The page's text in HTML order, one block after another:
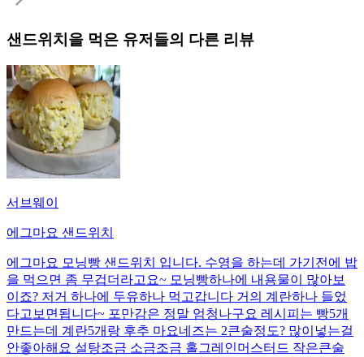
샌드위치 을 먹은 유저들의 다른 리뷰
서브웨이
에그마요 샌드위치
에그마요 모닝빵 샌드위치 입니다. 수영을 하는데 가기전에 밥
을 먹으면 좀 무겁더라고요~ 모닝빵하나에 내용물이 많아보
이죠? 저거 하나에 두유하나 먹고갑니다 거의 계란하나 들었
다고보면됩니다~ 포만감은 정말 엄청나구요 레시피는 빵5개
만드는데 계란5개랑 후추 마요네즈는 2큰술정도? 많이넣는걸
안좋아해요 설탕조금 소금조금 홀그레인머스터드 작은큰술